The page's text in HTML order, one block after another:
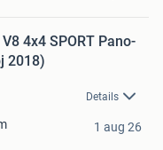
4x4 SPORT Pano-
2018)
Details
1 aug 26